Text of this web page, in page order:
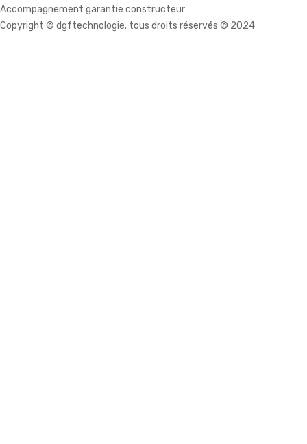
Accompagnement garantie constructeur
Copyright © dgftechnologie. tous droits réservés © 2024